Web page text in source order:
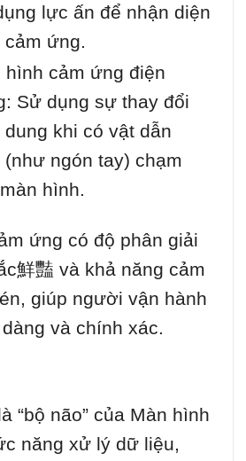
lực ấn để nhận diện
cảm ứng.
hình cảm ứng điện
Sử dụng sự thay đổi
dung khi có vật dẫn
(như ngón tay) chạm
hình.
ứng có độ phân giải
鮮豔 và khả năng cảm
giúp người vận hành
và chính xác.
“bộ não” của Màn hình
năng xử lý dữ liệu,